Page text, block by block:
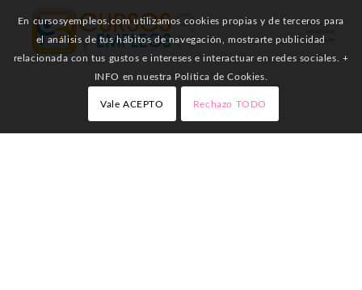
En cursosyempleos.com utilizamos cookies propias y de terceros para
el análisis de tus hábitos de navegación, mostrarte publicidad
relacionada con tus gustos e intereses e interactuar en redes sociales. +
INFO en nuestra Política de Cookies.
Vale ACEPTO Rechazo TODO